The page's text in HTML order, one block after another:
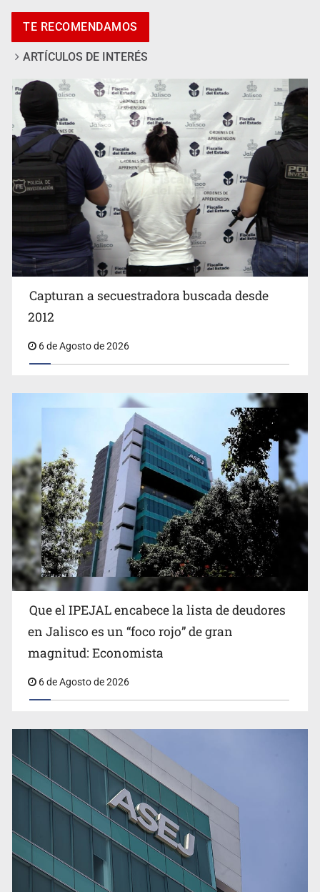
Congreso, de vacación y con varios pendientes
Identifican a más implicados en crimen de Valeria
Capturan en Zapopan a defraudador de paquetes
Capturan a secuestradora buscada desde 2012
TE RECOMENDAMOS
ARTÍCULOS DE INTERÉS
Capturan a secuestradora buscada desde
2012
6 de Agosto de 2026
Que el IPEJAL encabece la lista de deudores
en Jalisco es un “foco rojo” de gran
magnitud: Economista
6 de Agosto de 2026